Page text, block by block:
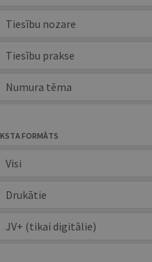
Tiesību nozare
Tiesību prakse
Numura tēma
FORMĀTS
Visi
Drukātie
JV+ (tikai digitālie)